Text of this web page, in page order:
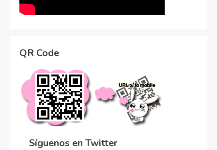
QR Code
Síguenos en Twitter